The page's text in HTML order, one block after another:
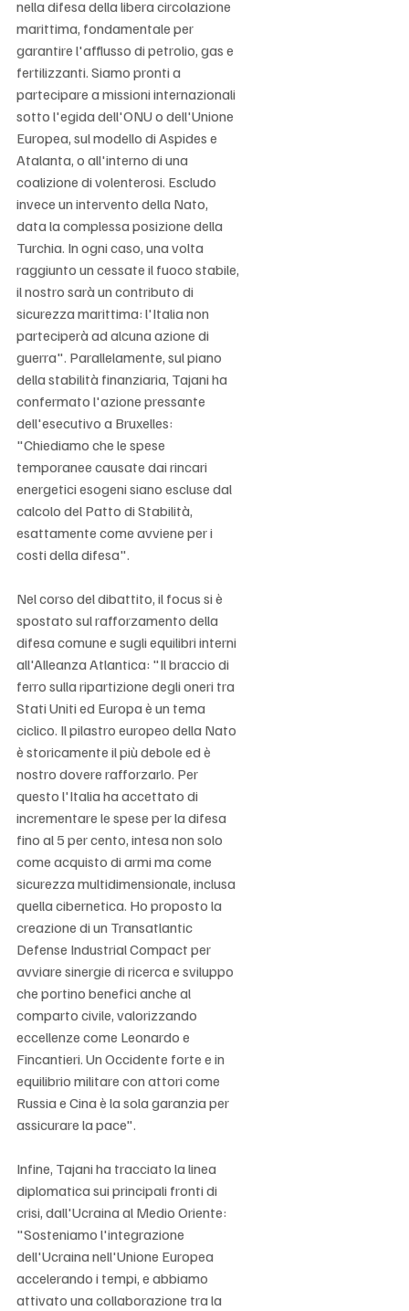
nella difesa della libera circolazione
marittima, fondamentale per
garantire l'afflusso di petrolio, gas e
fertilizzanti. Siamo pronti a
partecipare a missioni internazionali
sotto l'egida dell'ONU o dell'Unione
Europea, sul modello di Aspides e
Atalanta, o all'interno di una
coalizione di volenterosi. Escludo
invece un intervento della Nato,
data la complessa posizione della
Turchia. In ogni caso, una volta
raggiunto un cessate il fuoco stabile,
il nostro sarà un contributo di
sicurezza marittima: l'Italia non
parteciperà ad alcuna azione di
guerra". Parallelamente, sul piano
della stabilità finanziaria, Tajani ha
confermato l'azione pressante
dell'esecutivo a Bruxelles:
"Chiediamo che le spese
temporanee causate dai rincari
energetici esogeni siano escluse dal
calcolo del Patto di Stabilità,
esattamente come avviene per i
costi della difesa".
Nel corso del dibattito, il focus si è
spostato sul rafforzamento della
difesa comune e sugli equilibri interni
all'Alleanza Atlantica: "Il braccio di
ferro sulla ripartizione degli oneri tra
Stati Uniti ed Europa è un tema
ciclico. Il pilastro europeo della Nato
è storicamente il più debole ed è
nostro dovere rafforzarlo. Per
questo l'Italia ha accettato di
incrementare le spese per la difesa
fino al 5 per cento, intesa non solo
come acquisto di armi ma come
sicurezza multidimensionale, inclusa
quella cibernetica. Ho proposto la
creazione di un Transatlantic
Defense Industrial Compact per
avviare sinergie di ricerca e sviluppo
che portino benefici anche al
comparto civile, valorizzando
eccellenze come Leonardo e
Fincantieri. Un Occidente forte e in
equilibrio militare con attori come
Russia e Cina è la sola garanzia per
assicurare la pace".
Infine, Tajani ha tracciato la linea
diplomatica sui principali fronti di
crisi, dall'Ucraina al Medio Oriente:
"Sosteniamo l'integrazione
dell'Ucraina nell'Unione Europea
accelerando i tempi, e abbiamo
attivato una collaborazione tra la